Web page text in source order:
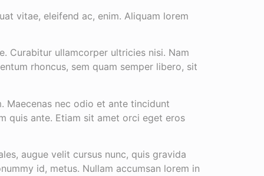
vitae, eleifend ac, enim. Aliquam lorem
Curabitur ullamcorper ultricies nisi. Nam
rhoncus, sem quam semper libero, sit
Maecenas nec odio et ante tincidunt
quis ante. Etiam sit amet orci eget eros
augue velit cursus nunc, quis gravida
id, metus. Nullam accumsan lorem in